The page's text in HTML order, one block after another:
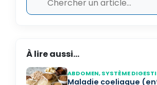
À lire aussi...
ABDOMEN, SYSTÈME
Maladie coeliaque